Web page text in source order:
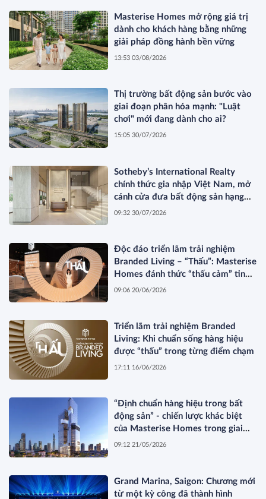
Masterise Homes mở rộng giá trị
dành cho khách hàng bằng những
giải pháp đồng hành bền vững
13:53 03/08/2026
Thị trường bất động sản bước vào
giai đoạn phân hóa mạnh: "Luật
chơi" mới đang dành cho ai?
15:05 30/07/2026
Sotheby’s International Realty
chính thức gia nhập Việt Nam, mở
cánh cửa đưa bất động sản hạng
sang kết nối toàn cầu
09:32 30/07/2026
Độc đáo triển lãm trải nghiệm
Branded Living – “Thấu”: Masterise
Homes đánh thức “thấu cảm” tinh
hoa về không gian sống hàng hiệu
09:06 20/06/2026
Triển lãm trải nghiệm Branded
Living: Khi chuẩn sống hàng hiệu
được “thấu” trong từng điểm chạm
17:11 16/06/2026
“Định chuẩn hàng hiệu trong bất
động sản” - chiến lược khác biệt
của Masterise Homes trong giai
đoạn thị trường tái cấu trúc
09:12 21/05/2026
Grand Marina, Saigon: Chương mới
từ một kỳ công đã thành hình